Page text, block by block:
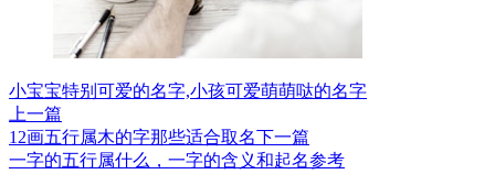
小宝宝特别可爱的名字,小孩可爱萌萌哒的名字
上一篇
12画五行属木的字那些适合取名下一篇
一字的五行属什么，一字的含义和起名参考